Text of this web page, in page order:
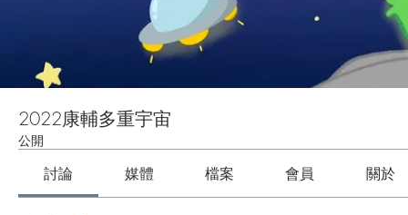
2022康輔多重宇宙
公開
討論 媒體 檔案 會員 關於